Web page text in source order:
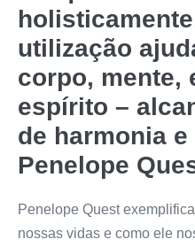
utilização
corpo, mente,
espírito –
de harmonia
Penelope
Penelope Quest
nossas vidas e como ele